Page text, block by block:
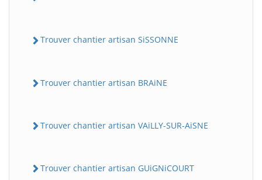
Trouver chantier artisan SiSSONNE
Trouver chantier artisan BRAiNE
Trouver chantier artisan VAiLLY-SUR-AiSNE
Trouver chantier artisan GUiGNiCOURT